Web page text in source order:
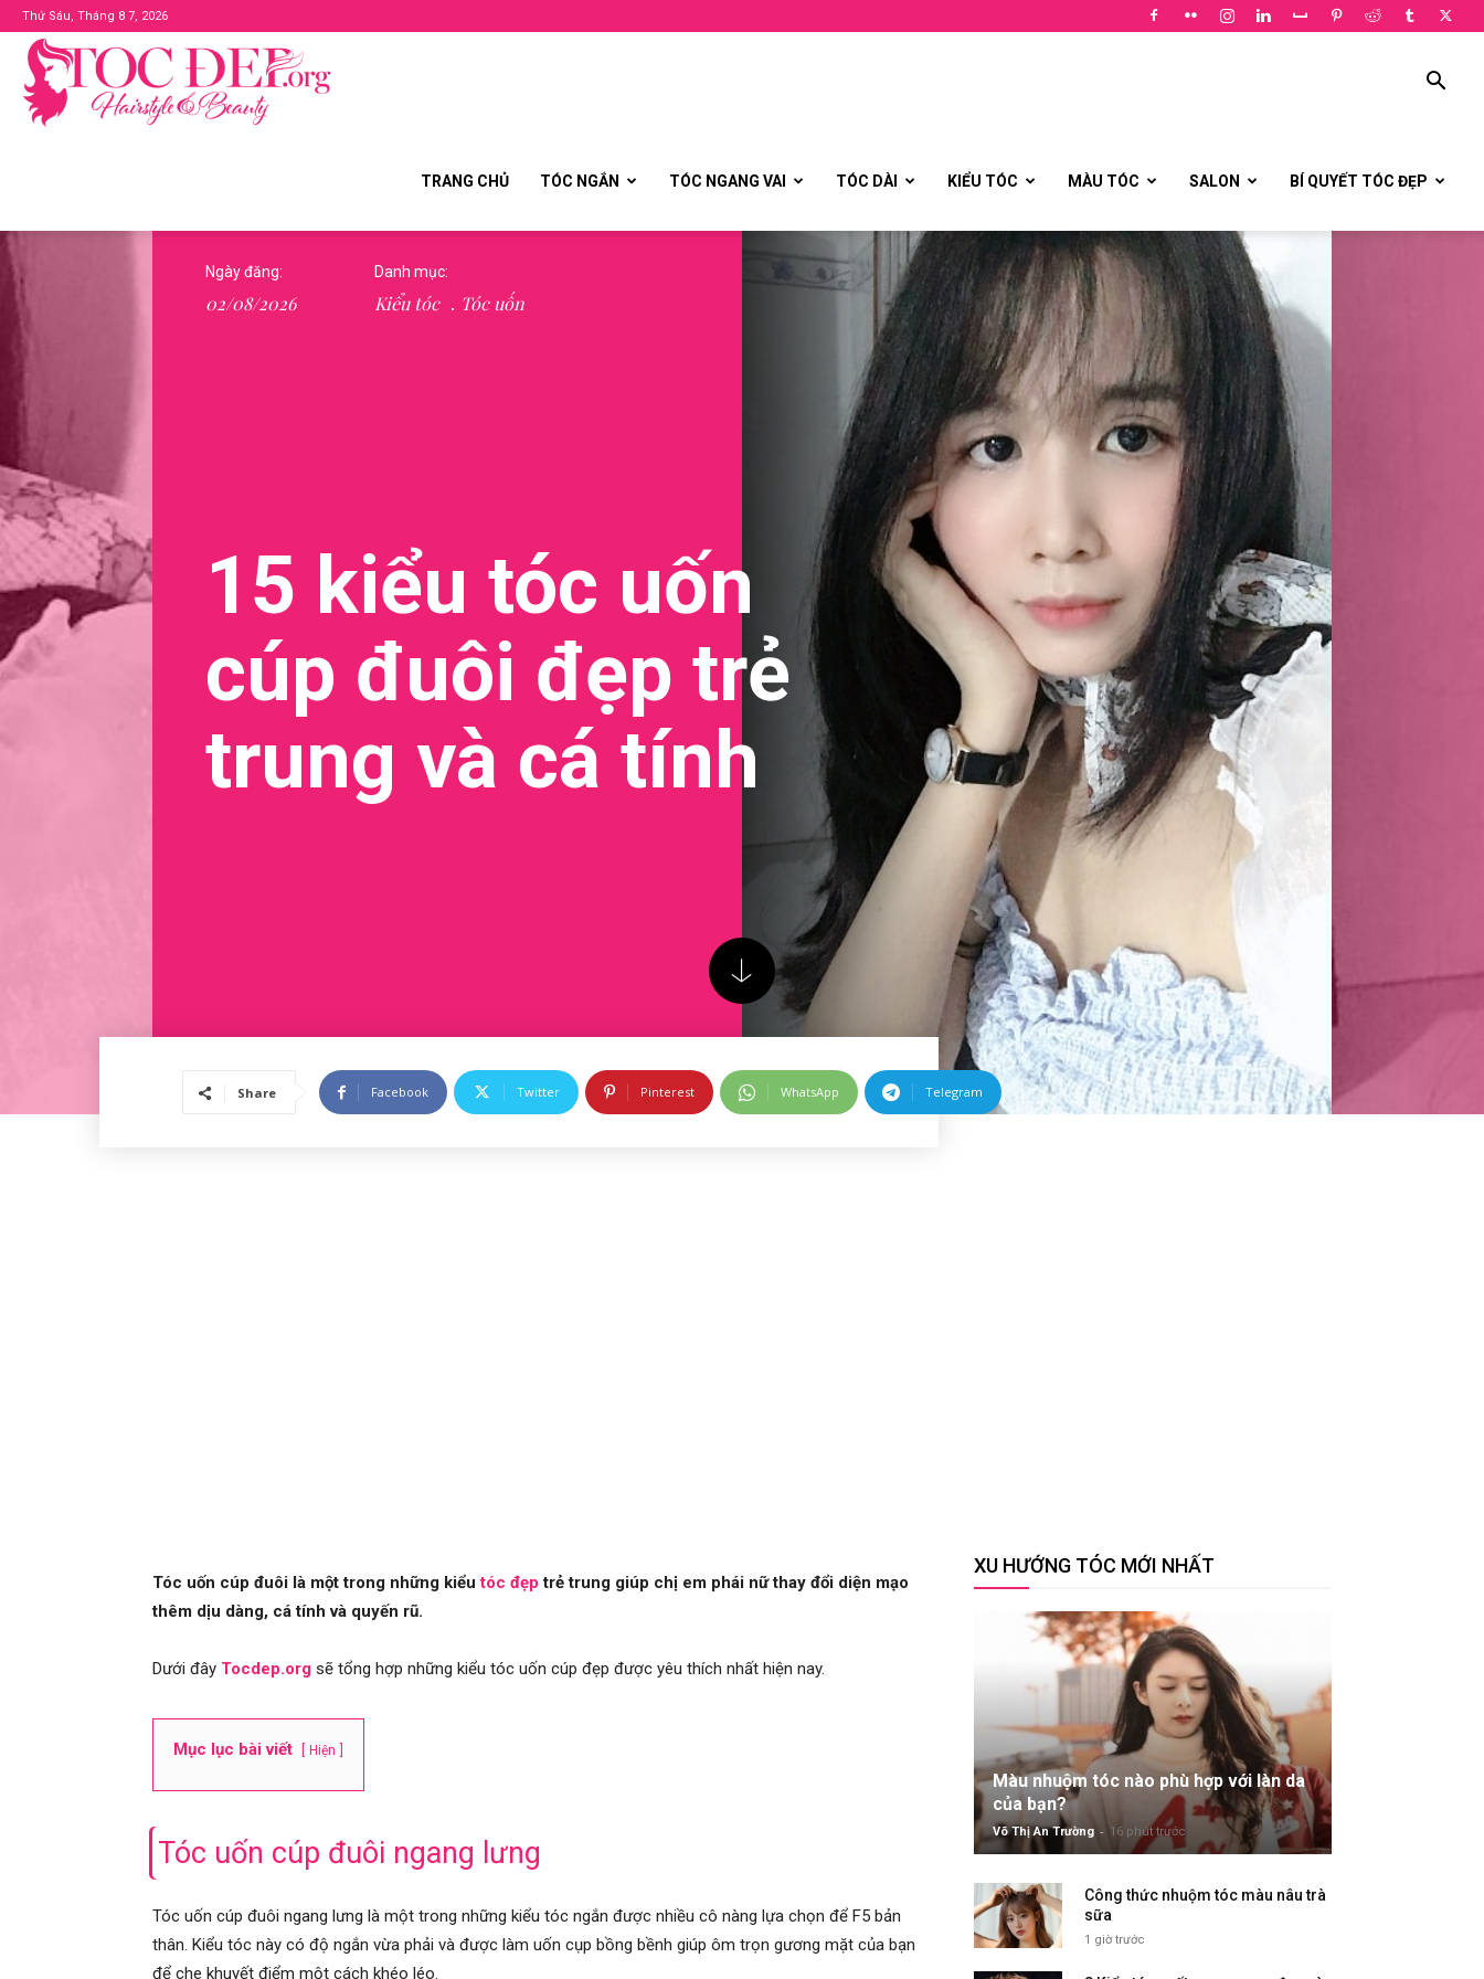
Thứ Sáu, Tháng 8 7, 2026
Tocdep.org
TRANG CHỦ TÓC NGẮN TÓC NGANG VAI TÓC DÀI KIỂU TÓC MÀU TÓC SALON BÍ QUYẾT TÓC ĐẸP
15 kiểu tóc uốn
cúp đuôi đẹp trẻ
trung và cá tính
Ngày đăng:
02/08/2026
Danh mục:
Kiểu tóc Tóc uốn
Share Facebook Twitter Pinterest WhatsApp Telegram
Tóc uốn cúp đuôi là một trong những kiểutóc đẹp trẻ trung giúp chị em phái nữ thay đổi diện mạo
thêm dịu dàng, cá tính và quyến rũ.
Dưới đây Tocdep.org sẽ tổng hợp những kiểu tóc uốn cúp đẹp được yêu thích nhất hiện nay.
Mục lục bài viết Hiện
Tóc uốn cúp đuôi ngang lưng
Tóc uốn cúp đuôi ngang lưng là một trong những kiểu tóc ngắn được nhiều cô nàng lựa chọn để F5 bản
thân. Kiểu tóc này có độ ngắn vừa phải và được làm uốn cụp bồng bềnh giúp ôm trọn gương mặt của bạn
để che khuyết điểm một cách khéo léo.
XU HƯỚNG TÓC MỚI NHẤT
Màu nhuộm tóc nào phù hợp với làn da
của bạn?
Võ Thị An Trường - 16 phút trước
Công thức nhuộm tóc màu nâu trà
sữa
1 giờ trước